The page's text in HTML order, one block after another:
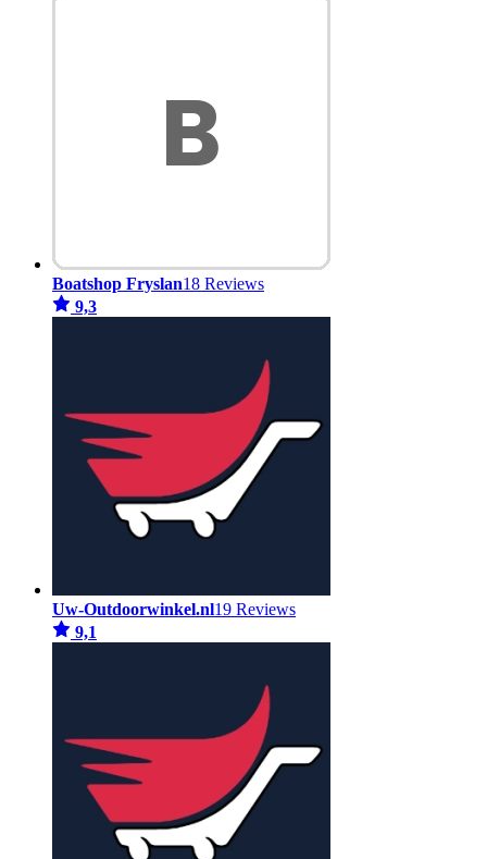
Boatshop Fryslan18 Reviews
9,3
Uw-Outdoorwinkel.nl19 Reviews
9,1